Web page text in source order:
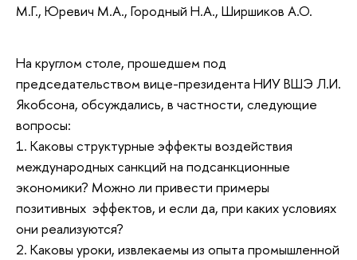
М.Г., Юревич М.А., Городный Н.А., Ширшиков А.О.
На круглом столе, прошедшем под
председательством вице-президента НИУ ВШЭ Л.И.
Якобсона, обсуждались, в частности, следующие
вопросы:
1. Каковы структурные эффекты воздействия
международных санкций на подсанкционные
экономики? Можно ли привести примеры
позитивных эффектов, и если да, при каких условиях
они реализуются?
2. Каковы уроки, извлекаемы из опыта промышленной